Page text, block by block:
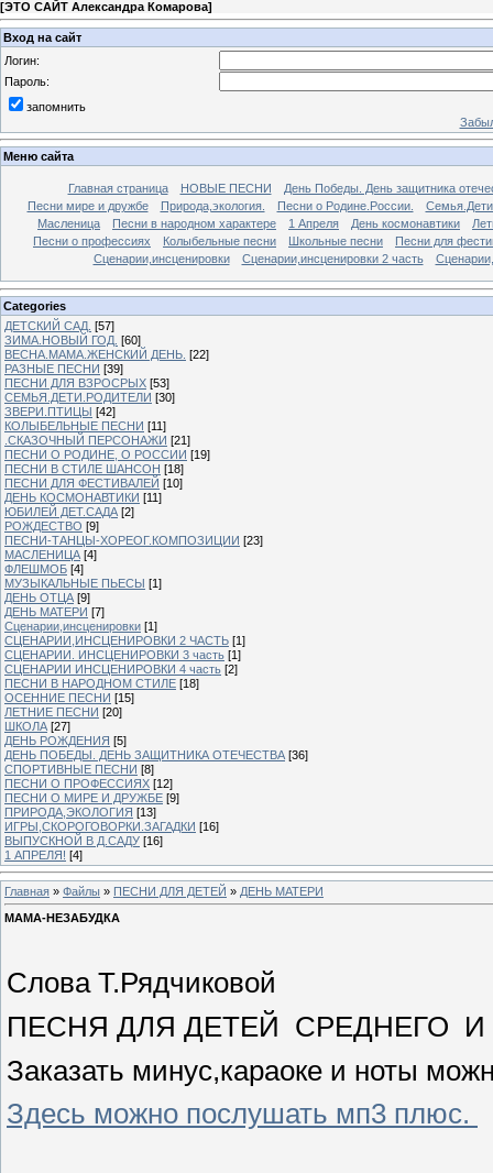
[ЭТО САЙТ Александра Комарова]
Вход на сайт
Логин:
Пароль:
запомнить
Меню сайта
Главная страница НОВЫЕ ПЕСНИ
День Победы. День защитника
Песни мире и дружбе
Природа,экология. Песни о Родине.России.
Масленица
Песни в народном характере 1 Апреля День космонавтики
Песни о профессиях
Колыбельные песни Школьные песни
Песни для
Сценарии,инсценировки
Сценарии,инсценировки 2 часть
Categories
ДЕТСКИЙ САД. [57]
ЗИМА.НОВЫЙ ГОД. [60]
ВЕСНА.МАМА.ЖЕНСКИЙ ДЕНЬ. [22]
РАЗНЫЕ ПЕСНИ [39]
ПЕСНИ ДЛЯ ВЗРОСРЫХ [53]
СЕМЬЯ.ДЕТИ.РОДИТЕЛИ [30]
ЗВЕРИ.ПТИЦЫ [42]
КОЛЫБЕЛЬНЫЕ ПЕСНИ [11]
.СКАЗОЧНЫЙ ПЕРСОНАЖИ [21]
ПЕСНИ О РОДИНЕ, О РОССИИ [19]
ПЕСНИ В СТИЛЕ ШАНСОН [18]
ПЕСНИ ДЛЯ ФЕСТИВАЛЕЙ [10]
ДЕНЬ КОСМОНАВТИКИ [11]
ЮБИЛЕЙ ДЕТ.САДА [2]
РОЖДЕСТВО [9]
ПЕСНИ-ТАНЦЫ-ХОРЕОГ.КОМПОЗИЦИИ [23]
МАСЛЕНИЦА [4]
ФЛЕШМОБ [4]
МУЗЫКАЛЬНЫЕ ПЬЕСЫ [1]
ДЕНЬ ОТЦА [9]
ДЕНЬ МАТЕРИ [7]
Сценарии,инсценировки [1]
СЦЕНАРИИ,ИНСЦЕНИРОВКИ 2 ЧАСТЬ [1]
СЦЕНАРИИ. ИНСЦЕНИРОВКИ 3 часть [1]
СЦЕНАРИИ ИНСЦЕНИРОВКИ 4 часть [2]
ПЕСНИ В НАРОДНОМ СТИЛЕ [18]
ОСЕННИЕ ПЕСНИ [15]
ЛЕТНИЕ ПЕСНИ [20]
ШКОЛА [27]
ДЕНЬ РОЖДЕНИЯ [5]
ДЕНЬ ПОБЕДЫ. ДЕНЬ ЗАЩИТНИКА ОТЕЧЕСТВА [36]
СПОРТИВНЫЕ ПЕСНИ [8]
ПЕСНИ О ПРОФЕССИЯХ [12]
ПЕСНИ О МИРЕ И ДРУЖБЕ [9]
ПРИРОДА,ЭКОЛОГИЯ [13]
ИГРЫ,СКОРОГОВОРКИ.ЗАГАДКИ [16]
ВЫПУСКНОЙ В Д.САДУ [16]
1 АПРЕЛЯ! [4]
Главная » Файлы » ПЕСНИ ДЛЯ ДЕТЕЙ » ДЕНЬ МАТЕРИ
МАМА-НЕЗАБУДКА
Слова Т.Рядчиковой
ПЕСНЯ ДЛЯ ДЕТЕЙ СРЕДНЕГО И
Заказать минус,караоке и ноты
Здесь можно послушать мп3 плюс.